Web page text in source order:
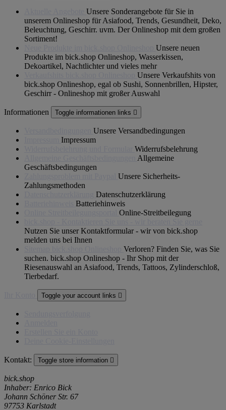
Unsere Sonderangebote für Sie in
unserem Onlineshop für Asiafood, Trends, Gesundheit, Deko,
Beleuchtung, Geschirr. uvm. Der Onlineshop mit dem großen
Sortiment!
Unsere neuen
Produkte im bick.shop Onlineshop, Wasserkissen,
Dekoartikel, Nachtlichter und vieles mehr
Unsere Verkaufshits von
bick.shop Onlineshop, egal ob Sushi, Sonnenbrillen, Hipster,
Geschirr - Onlineshop mit großer Auswahl
Informationen Toggle informationen links 
Unsere Versandbedingungen
Impressum
Widerrufsbelehrung
Allgemeine
Geschäftsbedingungen
Unsere Sicherheits-
Zahlungsmethoden
Datenschutzerklärung
Batteriehinweis
Online-Streitbeilegung
Nutzen Sie unser Kontaktformular - wir von bick.shop
melden uns bei Ihnen
Verloren? Finden Sie, was Sie
suchen. bick.shop Onlineshop - Ihr Shop mit der
Riesenauswahl an Asiafood, Trends, Tattoos, Zylinderschloß,
Tierbedarf.
Toggle your account links 
Kontakt: Toggle store information 
bick.shop
Inhaber: Enrico Bick
Johann Schöner Str. 67
97753 Karlstadt